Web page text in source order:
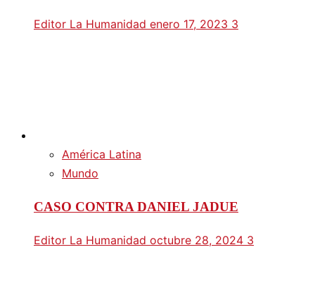
Editor La Humanidad enero 17, 2023 3
América Latina
Mundo
CASO CONTRA DANIEL JADUE
Editor La Humanidad octubre 28, 2024 3